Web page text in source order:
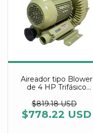
Aireador tipo Blower
de 4 HP Trifásico
C2 Agrair
$819.18 USD
$778.22 USD